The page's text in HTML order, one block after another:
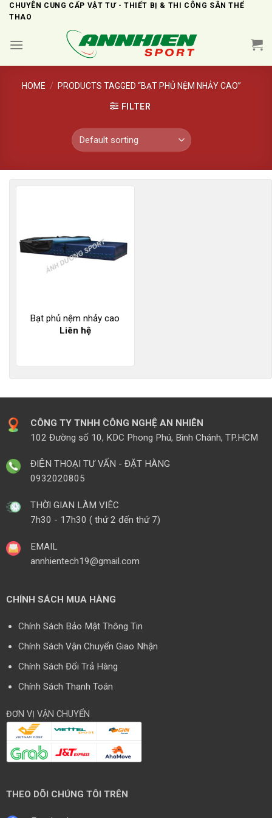
SkipCHUYÊN CUNG CẤP VẬT TƯ - THIẾT BỊ & THI CÔNG SÂN THỂ
THAO
HOME / PRODUCTS TAGGED “BẠT PHỦ NỆM NHẢY CAO”
FILTER
Bạt phủ nệm nhảy cao
Liên hệ
CÔNG TY TNHH CÔNG NGHỆ AN NHIÊN
102 Đường số 10, KDC Phong Phú, Bình Chánh, TP.HCM
ĐIỆN THOẠI TƯ VẤN - ĐẶT HÀNG
0932020805
THỜI GIAN LÀM VIÊC
7h30 - 17h30 ( thứ 2 đến thứ 7)
EMAIL
annhientech19@gmail.com
CHÍNH SÁCH MUA HÀNG
Chính Sách Bảo Mật Thông Tin
Chính Sách Vận Chuyển Giao Nhận
Chính Sách Đổi Trả Hàng
Chính Sách Thanh Toán
ĐƠN VỊ VẬN CHUYỂN
THEO DÕI CHÚNG TÔI TRÊN